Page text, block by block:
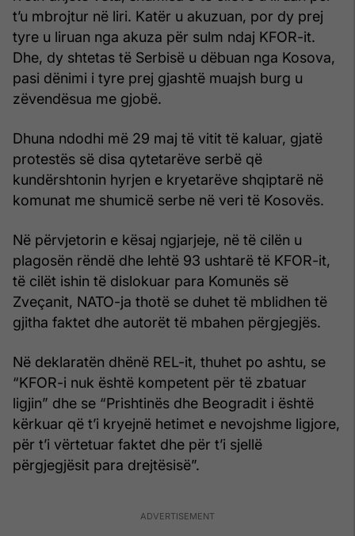
t’u mbrojtur në liri. Katër u akuzuan, por dy prej
tyre u liruan nga akuza për sulm ndaj KFOR-it.
Dhe, dy shtetas të Serbisë u dëbuan nga Kosova,
pasi dënimi i tyre prej gjashtë muajsh burg u
zëvendësua me gjobë.
Dhuna ndodhi më 29 maj të vitit të kaluar, gjatë
protestës së disa qytetarëve serbë që
kundërshtonin hyrjen e kryetarëve shqiptarë në
komunat me shumicë serbe në veri të Kosovës.
Në përvjetorin e kësaj ngjarjeje, në të cilën u
plagosën rëndë dhe lehtë 93 ushtarë të KFOR-it,
të cilët ishin të dislokuar para Komunës së
Zveçanit, NATO-ja thotë se duhet të mblidhen të
gjitha faktet dhe autorët të mbahen përgjegjës.
Në deklaratën dhënë REL-it, thuhet po ashtu, se
“KFOR-i nuk është kompetent për të zbatuar
ligjin” dhe se “Prishtinës dhe Beogradit i është
kërkuar që t’i kryejnë hetimet e nevojshme ligjore,
për t’i vërtetuar faktet dhe për t’i sjellë
përgjegjësit para drejtësisë”.